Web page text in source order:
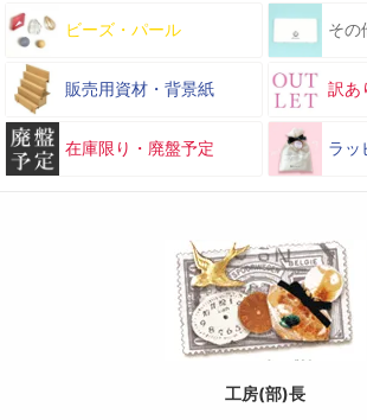
ビーズ・パール その
販売用資材・背景紙 訳あ
在庫限り・廃盤予定 ラッ
工房(部)長